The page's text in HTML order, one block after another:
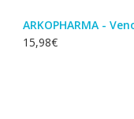
ARKOPHARMA -
15,98€